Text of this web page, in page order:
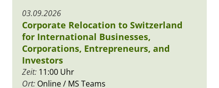
03.09.2026
Corporate Relocation to Switzerland
for International Businesses,
Corporations, Entrepreneurs, and
Investors
Zeit: 11:00 Uhr
Ort: Online / MS Teams